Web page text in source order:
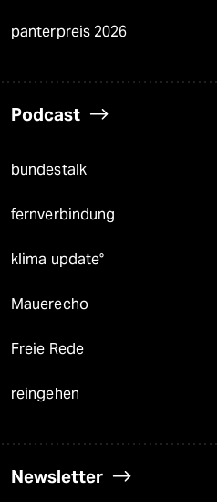
panterpreis 2026
Podcast
bundestalk
fernverbindung
klima update°
Mauerecho
Freie Rede
reingehen
Newsletter